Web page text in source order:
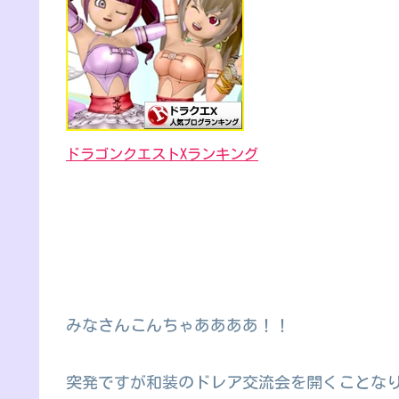
ドラゴンクエストXランキング
みなさんこんちゃああああ！！
突発ですが和装のドレア交流会を開くことな